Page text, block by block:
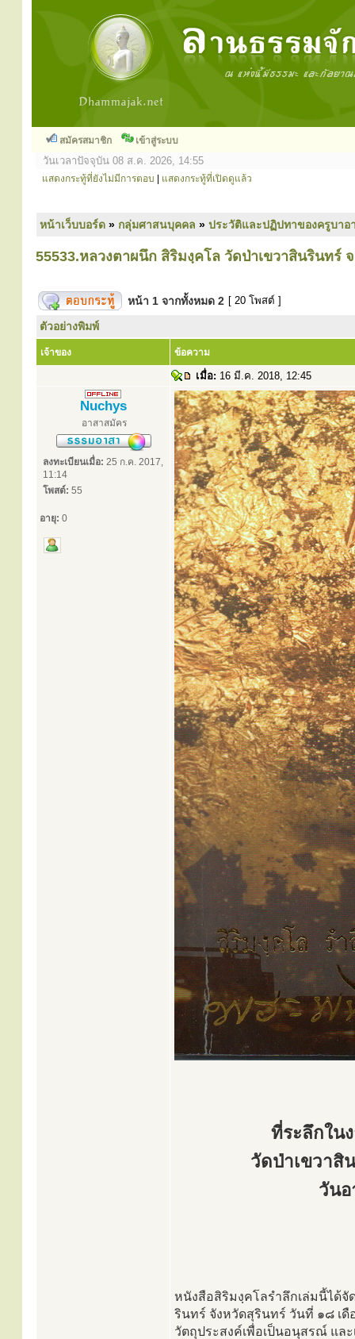
สมัครสมาชิก เข้าสู่ระบบ
วันเวลาปัจจุบัน 08 ส.ค. 2026, 14:55
แสดงกระทู้ที่ยังไม่มีการตอบ แสดงกระทู้ที่เปิดดูแล้ว
หน้าเว็บบอร์ด » กลุ่มศาสนบุคคล » ประวัติและปฏิปทาของครูบาอ
55533.หลวงตาผนึก สิริมงฺคโล วัดป่าเขวาสินรินทร์
หน้า 1 จากทั้งหมด 2 [ 20 โพสต์ ]
ตัวอย่างพิมพ์
เจ้าของ ข้อความ
เมื่อ: 16 มี.ค. 2018, 12:45
Nuchys
อาสาสมัคร
ลงทะเบียนเมื่อ: 25 ก.ค. 2017,
11:14
โพสต์: 55
อายุ: 0
ที่ระลึกใน
วัดป่าเขวาสิ
วัน
หนังสือสิริมงฺคโลรำลึกเล่มนี้ได้จั
รินทร์ จังหวัดสุรินทร์ วันที่ ๑๘ เ
วัตถุประสงค์เพื่อเป็นอนุสรณ์ แล